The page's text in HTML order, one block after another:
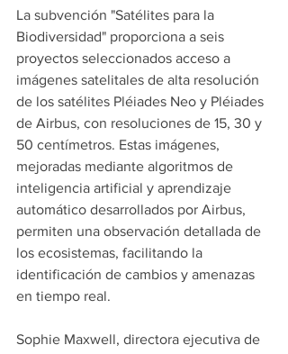
La subvención "Satélites para la
Biodiversidad" proporciona a seis
proyectos seleccionados acceso a
imágenes satelitales de alta resolución
de los satélites Pléiades Neo y Pléiades
de Airbus, con resoluciones de 15, 30 y
50 centímetros. Estas imágenes,
mejoradas mediante algoritmos de
inteligencia artificial y aprendizaje
automático desarrollados por Airbus,
permiten una observación detallada de
los ecosistemas, facilitando la
identificación de cambios y amenazas
en tiempo real.
Sophie Maxwell, directora ejecutiva de